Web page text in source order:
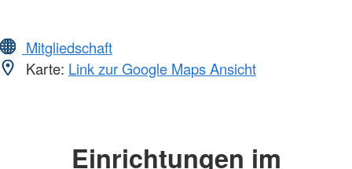
Mitgliedschaft
Karte: Link zur Google Maps Ansicht
Einrichtungen im